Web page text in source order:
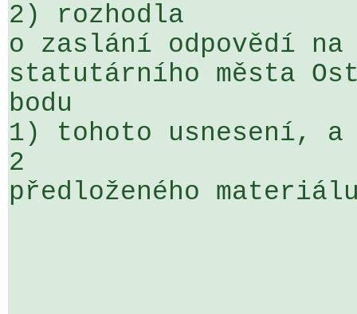
2) rozhodla
o zaslání odpovědí
statutárního města
bodu
1) tohoto usnesení,
2
předloženého